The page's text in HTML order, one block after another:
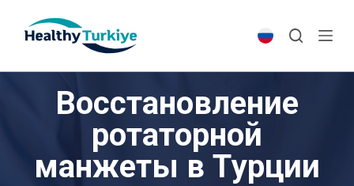
p
Восстановление
ротаторной
манжеты в Турции